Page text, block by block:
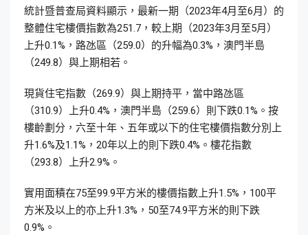
統計暨普查局資料顯示，最新一期（2023年4月至6月）的
整體住宅樓價指數為251.7，較上期（2023年3月至5月）
上升0.1%，路氹區（259.0）的升幅為0.3%，澳門半島
（249.8）與上期相若。
現貨住宅指數（269.9）與上期持平，當中路氹區
（310.9）上升0.4%，澳門半島（259.6）則下跌0.1%。按
樓齡劃分，六至十年、五年或以下的住宅樓價指數分別上
升1.6%及1.1%，20年以上的則下跌0.4%。樓花指數
（293.8）上升2.9%。
實用面積在75至99.9平方米的樓價指數上升1.5%，100平
方米及以上的亦上升1.3%，50至74.9平方米的則下跌
0.9%。